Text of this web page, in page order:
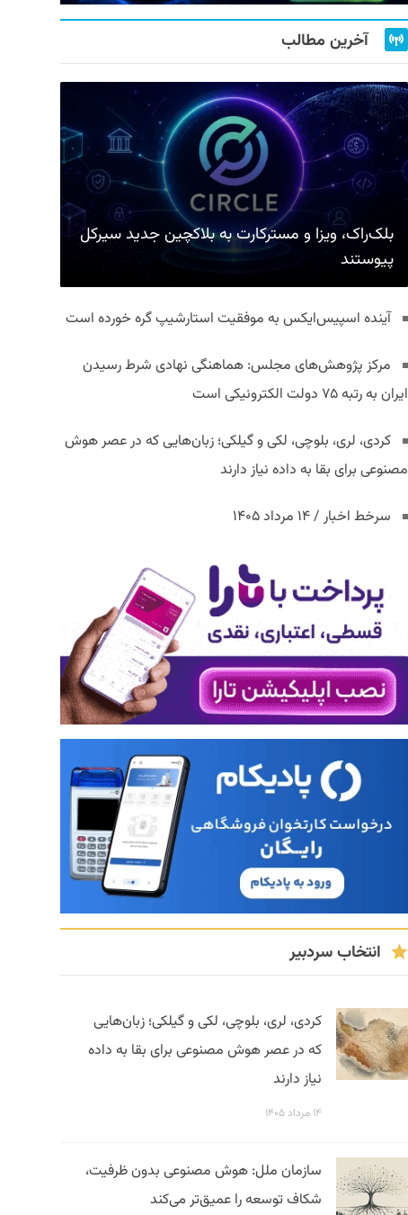
آخرین مطالب
بلک‌راک، ویزا و مسترکارت به بلاکچین جدید سیرکل
پیوستند
آینده اسپیس‌ایکس به موفقیت استارشیپ گره خورده است
مرکز پژوهش‌های مجلس: هماهنگی نهادی شرط رسیدن
ایران به رتبه ۷۵ دولت الکترونیکی است
کردی، لری، بلوچی، لکی و گیلکی؛ زبان‌هایی که در عصر هوش
مصنوعی برای بقا به داده نیاز دارند
سرخط اخبار / ۱۴ مرداد ۱۴۰۵
انتخاب سردبیر
کردی، لری، بلوچی، لکی و گیلکی؛ زبان‌هایی
که در عصر هوش مصنوعی برای بقا به داده
نیاز دارند
۱۴ مرداد ۱۴۰۵
سازمان ملل: هوش مصنوعی بدون ظرفیت،
شکاف توسعه را عمیق‌تر می‌کند